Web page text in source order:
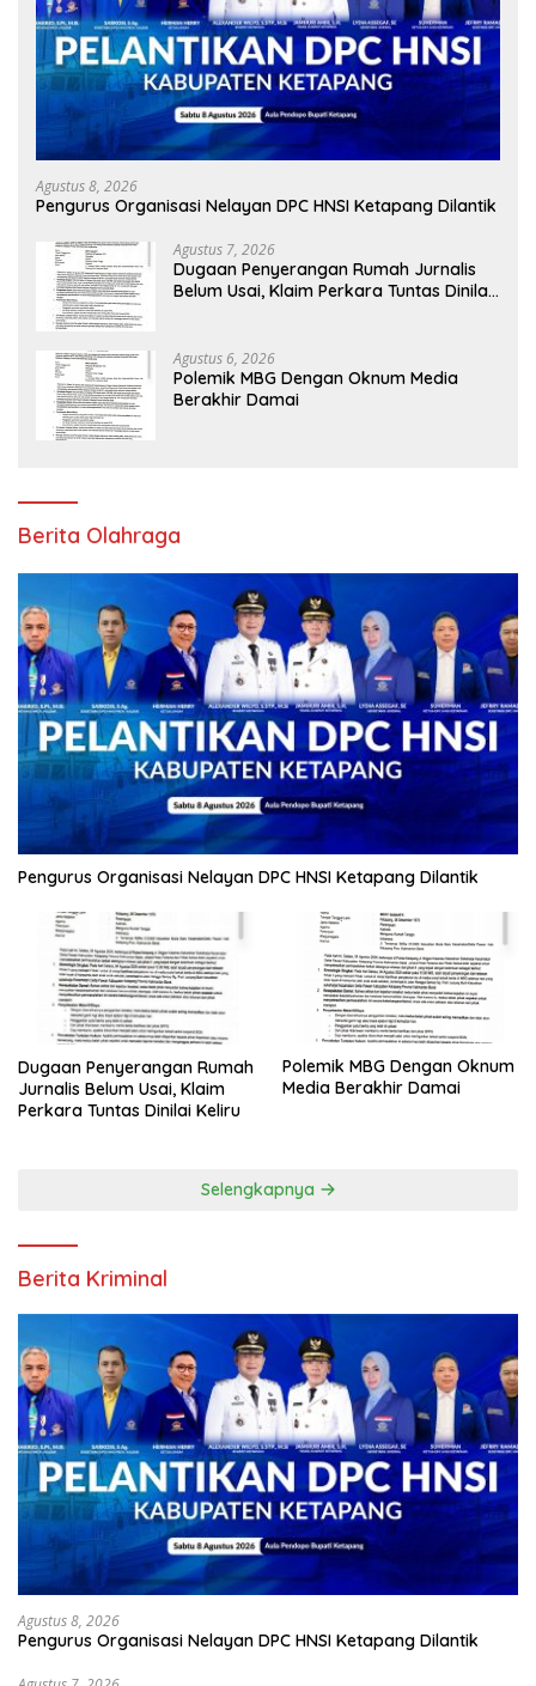
Agustus 8, 2026
Pengurus Organisasi Nelayan DPC HNSI Ketapang Dilantik
Agustus 7, 2026
Dugaan Penyerangan Rumah Jurnalis
Belum Usai, Klaim Perkara Tuntas Dinilai
Agustus 6, 2026
Polemik MBG Dengan Oknum Media
Berakhir Damai
Berita Olahraga
Pengurus Organisasi Nelayan DPC HNSI Ketapang Dilantik
Dugaan Penyerangan Rumah
Jurnalis Belum Usai, Klaim
Perkara Tuntas Dinilai Keliru
Polemik MBG Dengan Oknum
Media Berakhir Damai
Selengkapnya
Berita Kriminal
Agustus 8, 2026
Pengurus Organisasi Nelayan DPC HNSI Ketapang Dilantik